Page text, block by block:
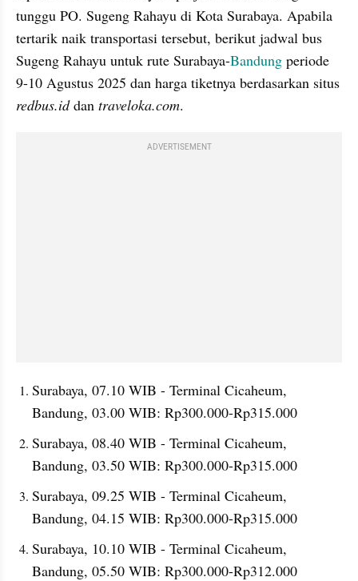
tunggu PO. Sugeng Rahayu di Kota Surabaya. Apabila
tertarik naik transportasi tersebut, berikut jadwal bus
Sugeng Rahayu untuk rute Surabaya-Bandung periode
redbus.id dan traveloka.com.
ADVERTISEMENT
Surabaya, 07.10 WIB - Terminal Cicaheum,
Bandung, 03.00 WIB: Rp300.000-Rp315.000
Surabaya, 08.40 WIB - Terminal Cicaheum,
Bandung, 03.50 WIB: Rp300.000-Rp315.000
Surabaya, 09.25 WIB - Terminal Cicaheum,
Bandung, 04.15 WIB: Rp300.000-Rp315.000
Surabaya, 10.10 WIB - Terminal Cicaheum,
Bandung, 05.50 WIB: Rp300.000-Rp312.000